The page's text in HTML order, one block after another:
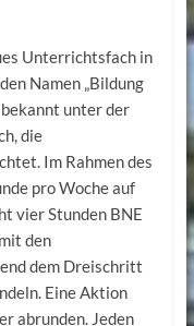
Unterrichtsfach in
Namen „Bildung
unter der
die
Im Rahmen des
pro Woche auf
vier Stunden BNE
den
dem Dreischritt
Eine Aktion
abrunden. Jeden